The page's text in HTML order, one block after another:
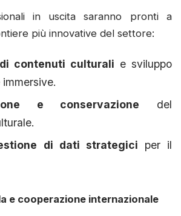
in uscita saranno pronti a
più innovative del settore:
contenuti culturali e sviluppo
e conservazione del
di dati strategici per il
e cooperazione internazionale